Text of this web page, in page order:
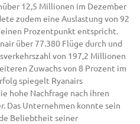
12,5 Millionen im Dezember
zudem eine Auslastung von 92
Prozentpunkt entspricht.
über 77.380 Flüge durch und
von 197,2 Millionen
Zuwachs von 8 Prozent im
spiegelt Ryanairs
hohe Nachfrage nach ihren
Das Unternehmen konnte sein
Beliebtheit seiner